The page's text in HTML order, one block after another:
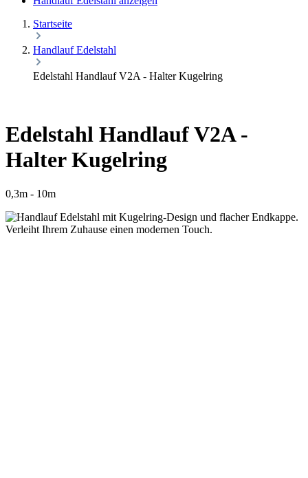
Startseite
Handlauf Edelstahl
Edelstahl Handlauf V2A - Halter Kugelring
Edelstahl Handlauf V2A -
Halter Kugelring
0,3m - 10m